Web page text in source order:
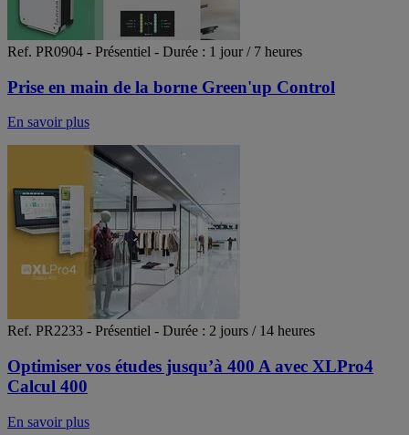
Ref. PR0904 - Présentiel - Durée : 1 jour / 7 heures
Prise en main de la borne Green'up Control
En savoir plus
Ref. PR2233 - Présentiel - Durée : 2 jours / 14 heures
Optimiser vos études jusqu’à 400 A avec XLPro4
Calcul 400
En savoir plus